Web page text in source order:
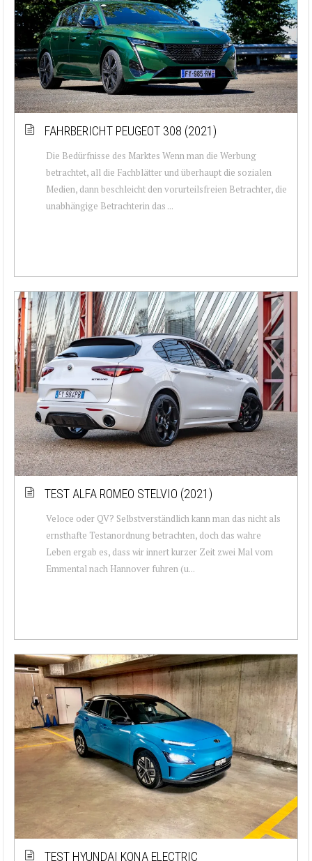
FAHRBERICHT PEUGEOT 308 (2021)
Die Bedürfnisse des Marktes Wenn man die Werbung
betrachtet, all die Fachblätter und überhaupt die sozialen
Medien, dann beschleicht den vorurteilsfreien Betrachter, die
unabhängige Betrachterin das ...
TEST ALFA ROMEO STELVIO (2021)
Veloce oder QV? Selbstverständlich kann man das nicht als
ernsthafte Testanordnung betrachten, doch das wahre
Leben ergab es, dass wir innert kurzer Zeit zwei Mal vom
Emmental nach Hannover fuhren (u...
TEST HYUNDAI KONA ELECTRIC